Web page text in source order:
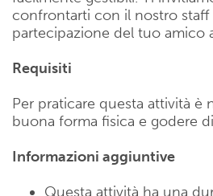
confrontarti con il nostro staff
partecipazione del tuo amico
Requisiti
Per praticare questa attività è
buona forma fisica e godere
Informazioni aggiuntive
Questa attività ha una